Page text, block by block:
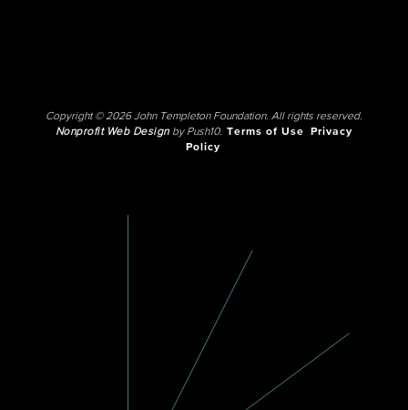
Copyright © 2026 John Templeton Foundation. All rights reserved.
Nonprofit Web Designby Push10. Terms of Use
Privacy
Policy